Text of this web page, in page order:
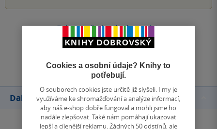
Zobrazit všechna hodnocení
Další knihy autora
Cookies a osobní údaje? Knihy to
potřebují.
O souborech cookies jste určitě již slyšeli. I my je
využíváme ke shromažďování a analýze informací,
aby náš e-shop dobře fungoval a mohli jsme ho
nadále zlepšovat. Také nám pomáhají ukazovat
lepší a cílenější reklamu. Žádných 50 odstínů, ale